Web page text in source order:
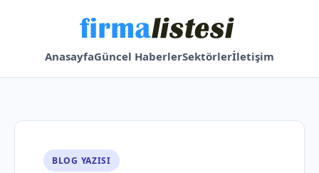
AnasayfaGüncel HaberlerSektörlerİletişim
BLOG YAZISI